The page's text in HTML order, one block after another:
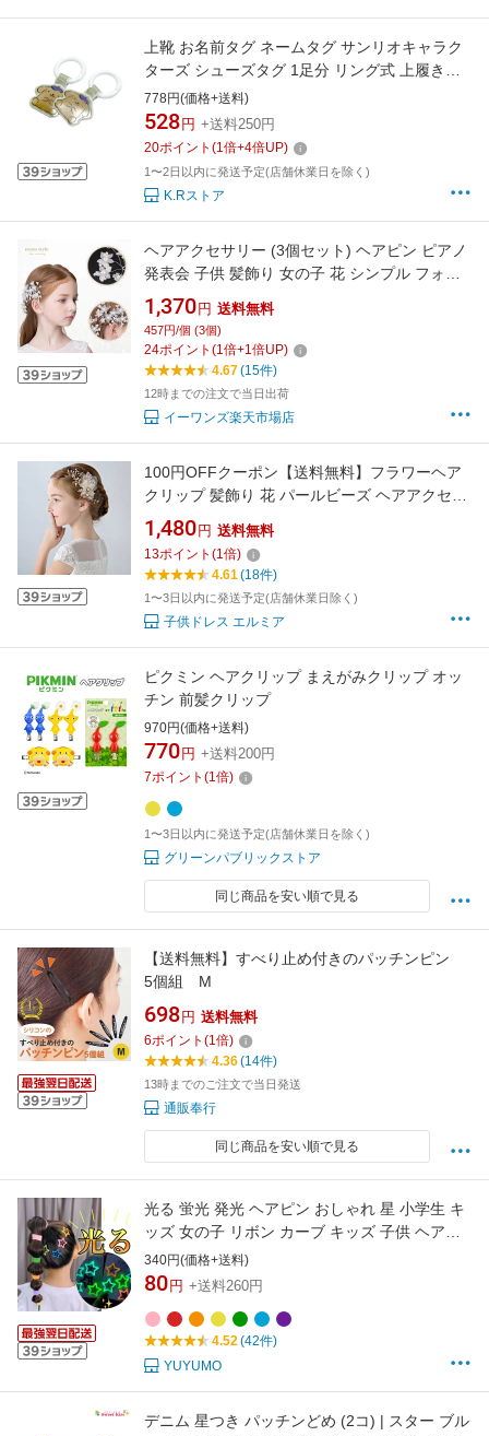
上靴 お名前タグ ネームタグ サンリオキャラク
ターズ シューズタグ 1足分 リング式 上履き名
前タグ 女の子 子供 幼稚園 保育園 入園入学準備
778円(価格+送料)
528 円 +送料250円
20ポイント (1倍+4倍UP)
1〜2日以内に発送予定(店舗休業日を除く)
K.Rストア
ヘアアクセサリー (3個セット) ヘアピン ピアノ
発表会 子供 髪飾り 女の子 花 シンプル フォー
マル ホワイト クラシカル パール ビーズ 可愛い
発表会 誕生会 舞台 記念写真 (HC08)
1,370 円 送料無料
457円/個 (3個)
24ポイント (1倍+1倍UP)
4.67(15件)
12時までの注文で当日出荷
イーワンズ楽天市場店
100円OFFクーポン【送料無料】フラワーヘア
クリップ 髪飾り 花 パールビーズ ヘアアクセサ
リー フラワーティアラ 黒ヘアピン10本付 フラ
ワーヘアクリップ 発表会 結婚式 フラワーガー
ル
1,480 円 送料無料
13ポイント (1倍)
4.61(18件)
1〜3日以内に発送予定(店舗休業日除く)
子供ドレス エルミア
ピクミン ヘアクリップ まえがみクリップ オッ
チン 前髪クリップ
970円(価格+送料)
770 円 +送料200円
7ポイント (1倍)
1〜3日以内に発送予定(店舗休業日を除く)
グリーンパブリックストア
同じ商品を安い順で見る
【送料無料】すべり止め付きのパッチンピン
5個組 M
698 円 送料無料
6ポイント (1倍)
4.36(14件)
13時までのご注文で当日発送
通販奉行
同じ商品を安い順で見る
光る 蛍光 発光 ヘアピン おしゃれ 星 小学生 キ
ッズ 女の子 リボン カーブ キッズ 子供 ヘアア
クセ カラー カラフル 髪留め 子ども用 前髪 絵
の具 カラー かわいい 安い アレンジ 使い方 種
プレゼント
340円(価格+送料)
80 円 +送料260円
4.52(42件)
YUYUMO
デニム 星つき パッチンどめ (2コ) | スター ブル